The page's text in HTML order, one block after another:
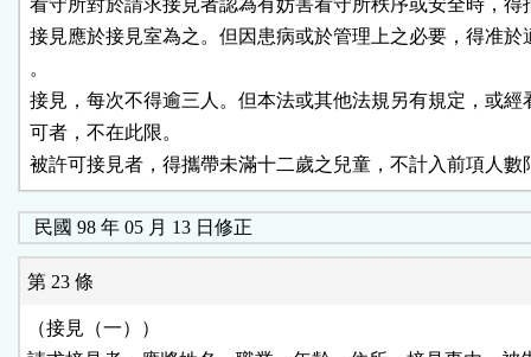
看守所對於請求接見者認為有妨害看守所秩序或安全時，得
接見應於接見室為之。但因患病或於管理上之必要，得准於
。
接見，每次不得逾三人。但本法或其他法規另有規定，或經
可者，不在此限。
被許可接見者，得攜帶未滿十二歲之兒童，不計入前項人數
民國 98 年 05 月 13 日修正
第 23 條
（接見（一））